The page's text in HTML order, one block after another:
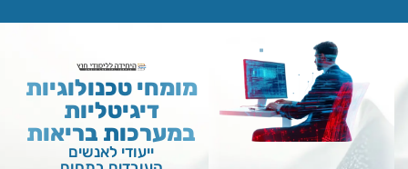
מומחי טכנולוגיות
דיגיטליות
במערכות בריאות
ייעודי לאנשים